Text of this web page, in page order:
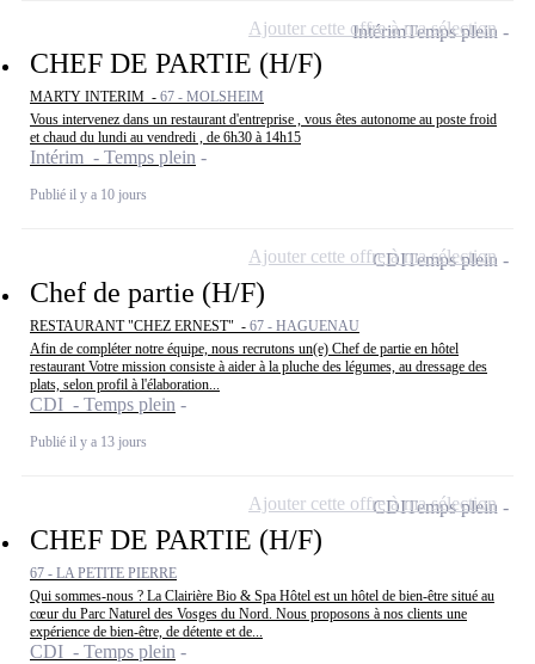
CHEF DE PARTIE (H/F)
MARTY INTERIM - 67 - MOLSHEIM
Vous intervenez dans un restaurant d'entreprise , vous êtes autonome au poste froid
et chaud du lundi au vendredi , de 6h30 à 14h15
Intérim - Temps plein
Publié il y a 10 jours
IntérimTemps plein
Ajouter cette offre à ma sélection
Chef de partie (H/F)
RESTAURANT "CHEZ ERNEST" - 67 - HAGUENAU
Afin de compléter notre équipe, nous recrutons un(e) Chef de partie en hôtel
restaurant Votre mission consiste à aider à la pluche des légumes, au dressage des
plats, selon profil à l'élaboration...
CDI - Temps plein
Publié il y a 13 jours
CDITemps plein
Ajouter cette offre à ma sélection
CHEF DE PARTIE (H/F)
67 - LA PETITE PIERRE
Qui sommes-nous ? La Clairière Bio & Spa Hôtel est un hôtel de bien-être situé au
cœur du Parc Naturel des Vosges du Nord. Nous proposons à nos clients une
expérience de bien-être, de détente et de...
CDI - Temps plein
CDITemps plein
Ajouter cette offre à ma sélection